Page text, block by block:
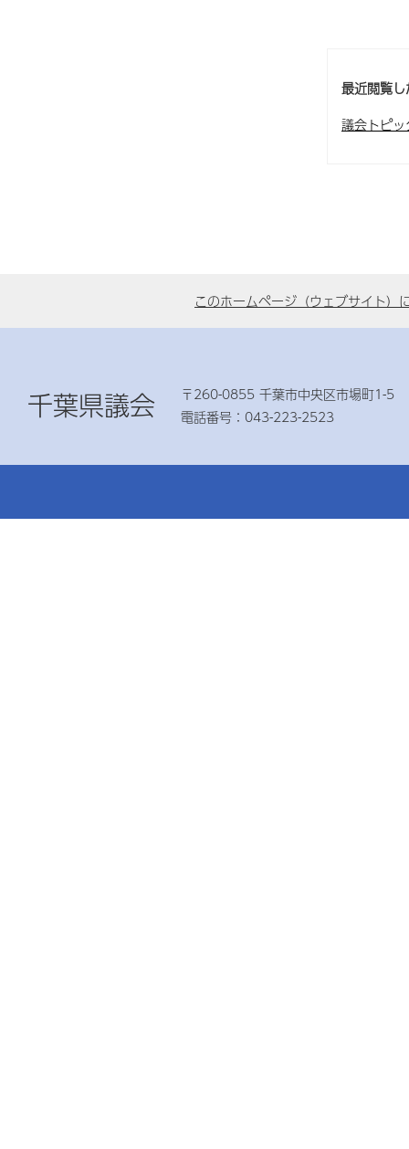
最近閲覧
議会トピ
このホームページ（ウェブサイト）
千葉県議会
〒260-0855 千葉市中央区市場町1-5
電話番号：043-223-2523